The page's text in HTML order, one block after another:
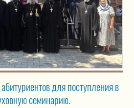
для поступления в
семинарию.